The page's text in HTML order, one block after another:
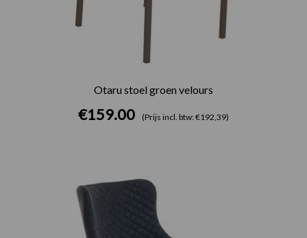
Otaru stoel groen velours
€159.00 (Prijs incl. btw: €192,39)